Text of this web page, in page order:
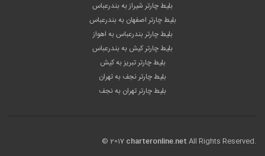
بلیط چارتر شیراز به بندرعباس
بلیط چارتر اصفهان به بندرعباس
بلیط چارتر بندرعباس به اهواز
بلیط چارتر کیش به بندرعباس
بلیط چارتر تبریز به کیش
بلیط چارتر نجف به تهران
بلیط چارتر تهران به نجف
© 2017 charteronline.net All Rights Reserved.